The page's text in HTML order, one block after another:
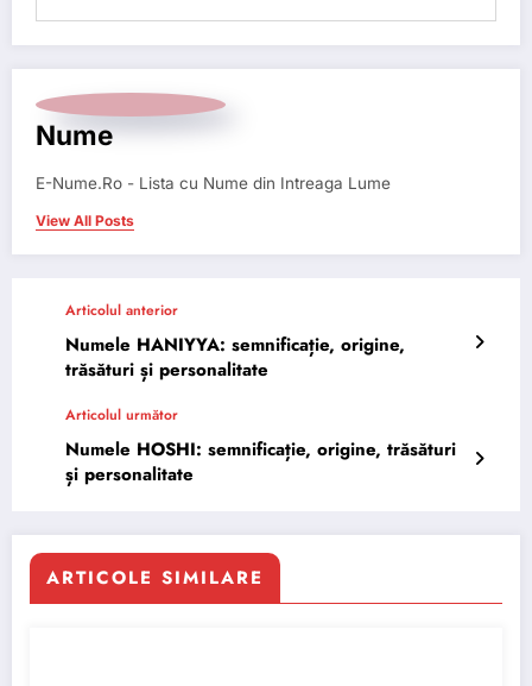
Nume
E-Nume.Ro - Lista cu Nume din Intreaga Lume
View All Posts
Articolul anterior
Numele HANIYYA: semnificație, origine,
trăsături și personalitate
Articolul următor
Numele HOSHI: semnificație, origine, trăsături
și personalitate
ARTICOLE SIMILARE